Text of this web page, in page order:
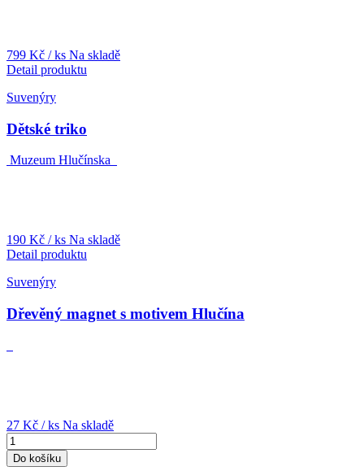
799 Kč / ks Na skladě
Detail produktu
Suvenýry
Dětské triko
Muzeum Hlučínska
190 Kč / ks Na skladě
Detail produktu
Suvenýry
Dřevěný magnet s motivem Hlučína
27 Kč / ks Na skladě
Do košíku